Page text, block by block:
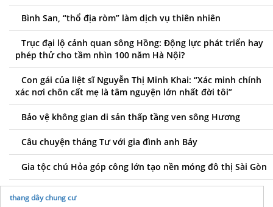
Bình San, “thổ địa ròm” làm dịch vụ thiên nhiên
Trục đại lộ cảnh quan sông Hồng: Động lực phát triển hay
phép thử cho tầm nhìn 100 năm Hà Nội?
Con gái của liệt sĩ Nguyễn Thị Minh Khai: “Xác minh chính
xác nơi chôn cất mẹ là tâm nguyện lớn nhất đời tôi”
Bảo vệ không gian di sản thấp tầng ven sông Hương
Câu chuyện tháng Tư với gia đình anh Bảy
Gia tộc chú Hỏa góp công lớn tạo nền móng đô thị Sài Gòn
thang dây chung cư